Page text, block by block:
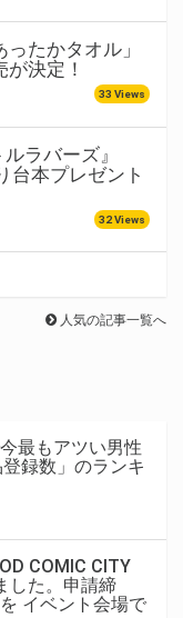
たかタオル」
決定！
33 Views
ラバーズ』
台本プレゼント
32 Views
人気の記事一覧へ
最もアツい男性
録数」のランキ
COMIC CITY
した。申請締
イベント会場で